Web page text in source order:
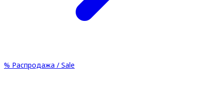
% Распродажа / Sale